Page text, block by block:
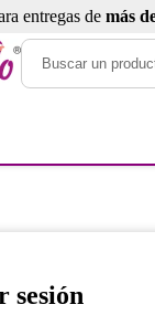
entregas de más
sesión